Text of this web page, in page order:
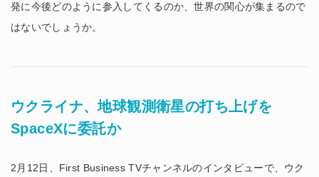
発に今後どのように参入してくるのか、世界の関心が集まるので
はないでしょうか。
ウクライナ、地球観測衛星の打ち上げを
SpaceXに委託か
2月12日、First Business TVチャンネルのインタビューで、ウク